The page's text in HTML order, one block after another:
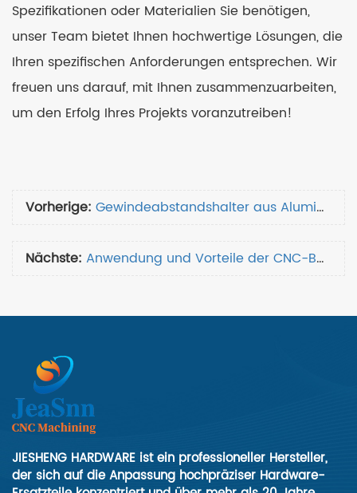
Spezifikationen oder Materialien Sie benötigen,
unser Team bietet Ihnen hochwertige Lösungen, die
Ihren spezifischen Anforderungen entsprechen. Wir
freuen uns darauf, mit Ihnen zusammenzuarbeiten,
um den Erfolg Ihres Projekts voranzutreiben!
Vorherige: Gewindeabstandshalter aus Aluminium
Nächste: Anwendung und Vorteile der CNC-Bearbeitung von Kunststoffteilen
JIESHENG HARDWARE ist ein professioneller Hersteller,
der sich auf die Anpassung hochpräziser Hardware-